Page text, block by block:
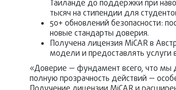
Таиланде до поддержки при
тысяч на стипендии для
50+ обновлений безопасности:
новые стандарты доверия.
Получена лицензия MiCAR в
модели и предоставлять услуги
«Доверие — фундамент всего, что мы
полную прозрачность действий —